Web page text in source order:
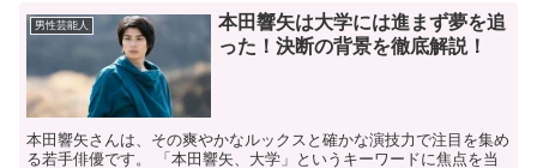
男性芸能人
本田響矢は大学には進まず夢を追
った！決断の背景を徹底解説！
本田響矢さんは、その爽やかなルックスと確かな演技力で注目を集め
る若手俳優です。 ​「本田響矢、大学」というキーワードに焦点を当